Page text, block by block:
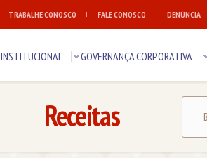
TRABALHE CONOSCO FALE CONOSCO DENÚNCIA
INSTITUCIONAL GOVERNANÇA CORPORATIVA
Receitas